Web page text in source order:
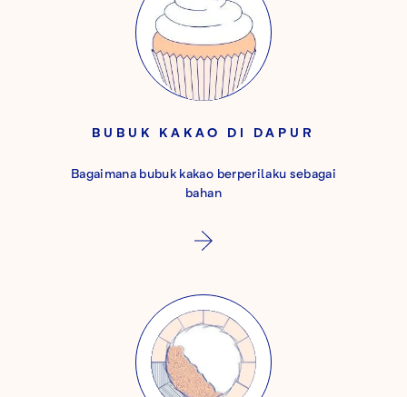
BUBUK KAKAO DI DAPUR
Bagaimana bubuk kakao berperilaku sebagai
bahan